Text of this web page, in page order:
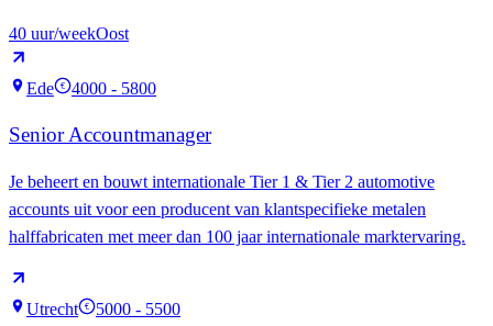
40 uur/weekOost
Ede € 4000 - 5800
Senior Accountmanager
Je beheert en bouwt internationale Tier 1 & Tier 2 automotive
accounts uit voor een producent van klantspecifieke metalen
halffabricaten met meer dan 100 jaar internationale marktervaring.
Utrecht € 5000 - 5500